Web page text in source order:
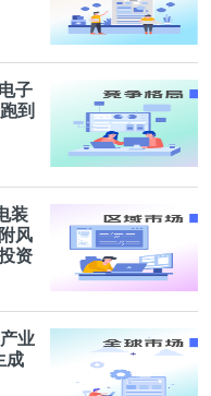
子
到
装
风
资
业
成